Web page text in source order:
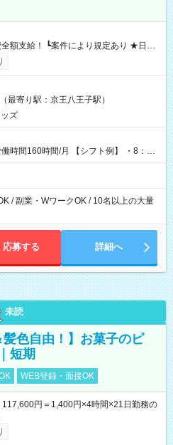
働いたその日に現金GET♪ お仕事後はコ
落とせます！ 【試用期間】試
最寄り駅：京王八王子駅）
ズ
/月 【シフト例】 ・8：00
/ 副業・WワークOK / 10名以上の大量
応募する 詳細へ
未読
髪色自由！】お菓子のピ
短期
WEB登録・面接OK
円＝1,400円×4時間×21日勤務の